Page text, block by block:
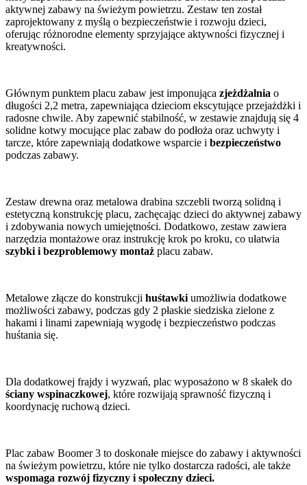
aktywnej zabawy na świeżym powietrzu. Zestaw ten został
zaprojektowany z myślą o bezpieczeństwie i rozwoju dzieci,
oferując różnorodne elementy sprzyjające aktywności fizycznej i
kreatywności.
Głównym punktem placu zabaw jest imponująca zjeżdżalnia o
długości 2,2 metra, zapewniająca dzieciom ekscytujące przejażdżki i
radosne chwile. Aby zapewnić stabilność, w zestawie znajdują się 4
solidne kotwy mocujące plac zabaw do podłoża oraz uchwyty i
tarcze, które zapewniają dodatkowe wsparcie i bezpieczeństwo
podczas zabawy.
Zestaw drewna oraz metalowa drabina szczebli tworzą solidną i
estetyczną konstrukcję placu, zachęcając dzieci do aktywnej zabawy
i zdobywania nowych umiejętności. Dodatkowo, zestaw zawiera
narzędzia montażowe oraz instrukcję krok po kroku, co ułatwia
szybki i bezproblemowy montaż placu zabaw.
Metalowe złącze do konstrukcji huśtawki umożliwia dodatkowe
możliwości zabawy, podczas gdy 2 płaskie siedziska zielone z
hakami i linami zapewniają wygodę i bezpieczeństwo podczas
huśtania się.
Dla dodatkowej frajdy i wyzwań, plac wyposażono w 8 skałek do
ściany wspinaczkowej, które rozwijają sprawność fizyczną i
koordynację ruchową dzieci.
Plac zabaw Boomer 3 to doskonałe miejsce do zabawy i aktywności
na świeżym powietrzu, które nie tylko dostarcza radości, ale także
wspomaga rozwój fizyczny i społeczny dzieci.